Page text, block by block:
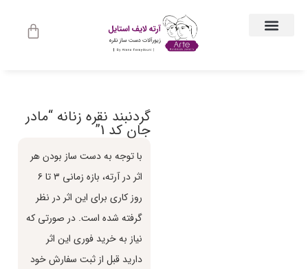
گردنبند نقره زنانه “مادر
جان کد 1”
با توجه به دست ساز بودن هر
اثر در آرته، بازه زماني ٣ تا ٦
روز كاري براي اين اثر در نظر
گرفته شده است. در صورتي كه
نياز به خريد فوري اين اثر
داريد قبل از ثبت سفارش خود